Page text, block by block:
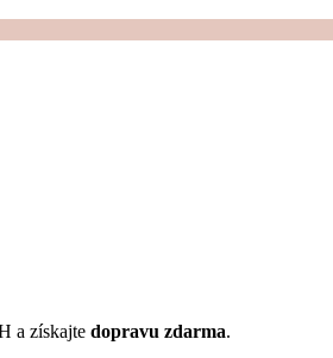
a získajte dopravu zdarma.